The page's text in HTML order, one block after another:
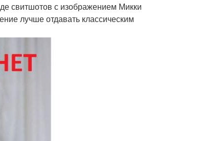
свитшотов с изображением Микки
лучше отдавать классическим